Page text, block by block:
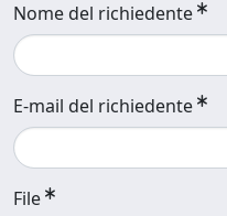
Nome del richiedente
E-mail del richiedente
File